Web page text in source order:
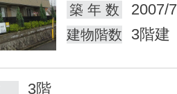
築 年 数
2007/
建物階数 3階建
3階